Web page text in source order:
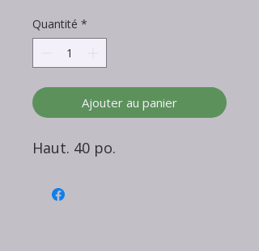
Quantité *
Ajouter au panier
Haut. 40 po.